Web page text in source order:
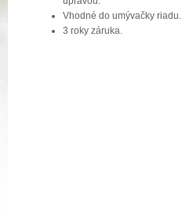
Vhodné do umývačky riadu.
3 roky záruka.